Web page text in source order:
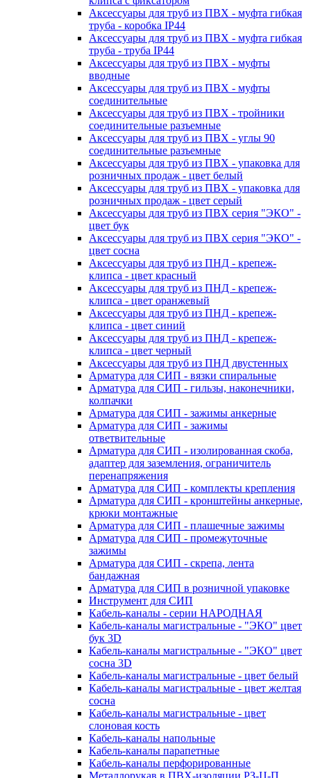
Аксессуары для труб из ПВХ - муфта гибкая
труба - коробка IP44
Аксессуары для труб из ПВХ - муфта гибкая
труба - труба IP44
Аксессуары для труб из ПВХ - муфты
вводные
Аксессуары для труб из ПВХ - муфты
соединительные
Аксессуары для труб из ПВХ - тройники
соединительные разъемные
Аксессуары для труб из ПВХ - углы 90
соединительные разъемные
Аксессуары для труб из ПВХ - упаковка для
розничных продаж - цвет белый
Аксессуары для труб из ПВХ - упаковка для
розничных продаж - цвет серый
Аксессуары для труб из ПВХ серия "ЭКО" -
цвет бук
Аксессуары для труб из ПВХ серия "ЭКО" -
цвет сосна
Аксессуары для труб из ПНД - крепеж-
клипса - цвет красный
Аксессуары для труб из ПНД - крепеж-
клипса - цвет оранжевый
Аксессуары для труб из ПНД - крепеж-
клипса - цвет синий
Аксессуары для труб из ПНД - крепеж-
клипса - цвет черный
Аксессуары для труб из ПНД двустенных
Арматура для СИП - вязки спиральные
Арматура для СИП - гильзы, наконечники,
колпачки
Арматура для СИП - зажимы анкерные
Арматура для СИП - зажимы
ответвительные
Арматура для СИП - изолированная скоба,
адаптер для заземления, ограничитель
перенапряжения
Арматура для СИП - комплекты крепления
Арматура для СИП - кронштейны анкерные,
крюки монтажные
Арматура для СИП - плашечные зажимы
Арматура для СИП - промежуточные
зажимы
Арматура для СИП - скрепа, лента
бандажная
Арматура для СИП в розничной упаковке
Инструмент для СИП
Кабель-каналы - серии НАРОДНАЯ
Кабель-каналы магистральные - "ЭКО" цвет
бук 3D
Кабель-каналы магистральные - "ЭКО" цвет
сосна 3D
Кабель-каналы магистральные - цвет белый
Кабель-каналы магистральные - цвет желтая
сосна
Кабель-каналы магистральные - цвет
слоновая кость
Кабель-каналы напольные
Кабель-каналы парапетные
Кабель-каналы перфорированные
Металлорукав в ПВХ-изоляции РЗ-Ц-П